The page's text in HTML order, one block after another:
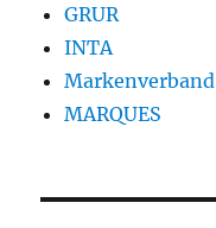
GRUR
INTA
Markenverband
MARQUES